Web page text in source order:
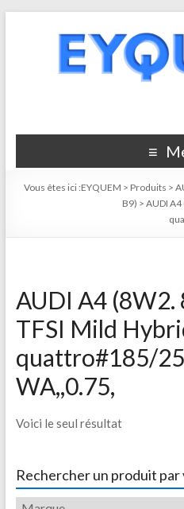
Vous êtes ici :EYQUEM > Produits >
B9) >AUDI
AUDI A4 (8W2.
TFSI Mild
quattro#185/
WA,,0.75,
Voici le seul résultat
Rechercher un produit par